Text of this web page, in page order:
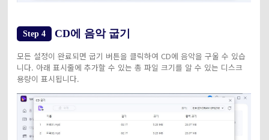
Step 4 CD에 음악 굽기
모든 설정이 완료되면 굽기 버튼을 클릭하여 CD에 음악을 구울 수 있습
니다. 아래 표시줄에 추가할 수 있는 총 파일 크기를 알 수 있는 디스크
용량이 표시됩니다.